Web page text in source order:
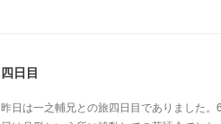
四日目
昨日は一之輔兄との旅四日目でありました